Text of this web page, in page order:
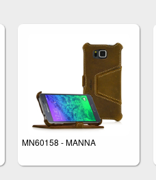
MN60158 - MANNA